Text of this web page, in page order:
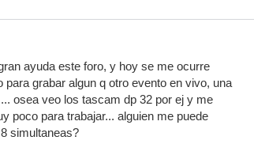
ayuda este foro, y hoy se me ocurre
para grabar algun q otro evento en vivo, una
osea veo los tascam dp 32 por ej y me
poco para trabajar... alguien me puede
simultaneas?